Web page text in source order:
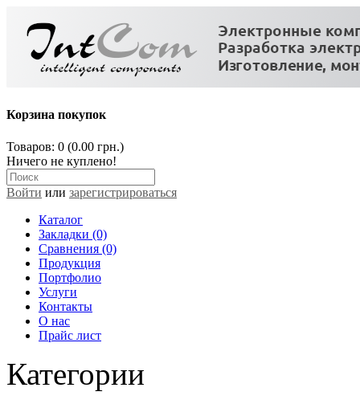
Корзина покупок
Товаров: 0 (0.00 грн.)
Ничего не куплено!
Войти или зарегистрироваться
Каталог
Закладки (0)
Сравнения (0)
Продукция
Портфолио
Услуги
Контакты
О нас
Прайс лист
Категории